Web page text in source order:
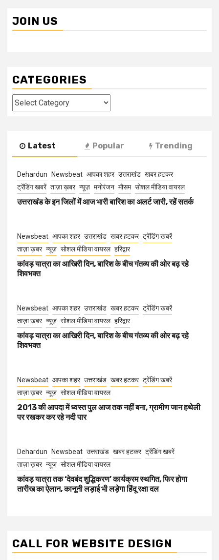
JOIN US
CATEGORIES
Categories
Latest Popular Trending
Dehardun Newsbeat आपका शहर उत्तराखंड खबर हटकर
ट्रेंडिंग खबरें ताज़ा ख़बर न्यूज़ मनोरंजन मौसम सोशल मीडिया वायरल
उत्तराखंड के इन जिलों में आज भारी बारिश का अलर्ट जारी, रहें सतर्क
Newsbeat आपका शहर उत्तराखंड खबर हटकर ट्रेंडिंग खबरें
ताज़ा ख़बर न्यूज़ सोशल मीडिया वायरल हरिद्वार
कांवड़ यात्रा का आखिरी दिन, बारिश के बीच गंतव्य की ओर बढ़ रहे
शिवभक्त
Newsbeat आपका शहर उत्तराखंड खबर हटकर ट्रेंडिंग खबरें
ताज़ा ख़बर न्यूज़ सोशल मीडिया वायरल हरिद्वार
कांवड़ यात्रा का आखिरी दिन, बारिश के बीच गंतव्य की ओर बढ़ रहे
शिवभक्त
Newsbeat आपका शहर उत्तराखंड खबर हटकर ट्रेंडिंग खबरें
ताज़ा ख़बर न्यूज़ सोशल मीडिया वायरल
2013 की आपदा में ध्वस्त पुल आज तक नहीं बना, ग्रामीण जान हथेली
पर रखकर कर रहे नदी पार
Dehardun Newsbeat उत्तराखंड खबर हटकर ट्रेंडिंग खबरें
ताज़ा ख़बर न्यूज़ सोशल मीडिया वायरल
कांवड़ यात्रा तक ‘देवबंद शुद्धिकरण’ कार्यक्रम स्थगित, फिर होगा
तारीख का ऐलान, कानूनी लड़ाई भी लड़ेगा हिंदू रक्षा दल
CALL FOR WEBSITE DESIGN